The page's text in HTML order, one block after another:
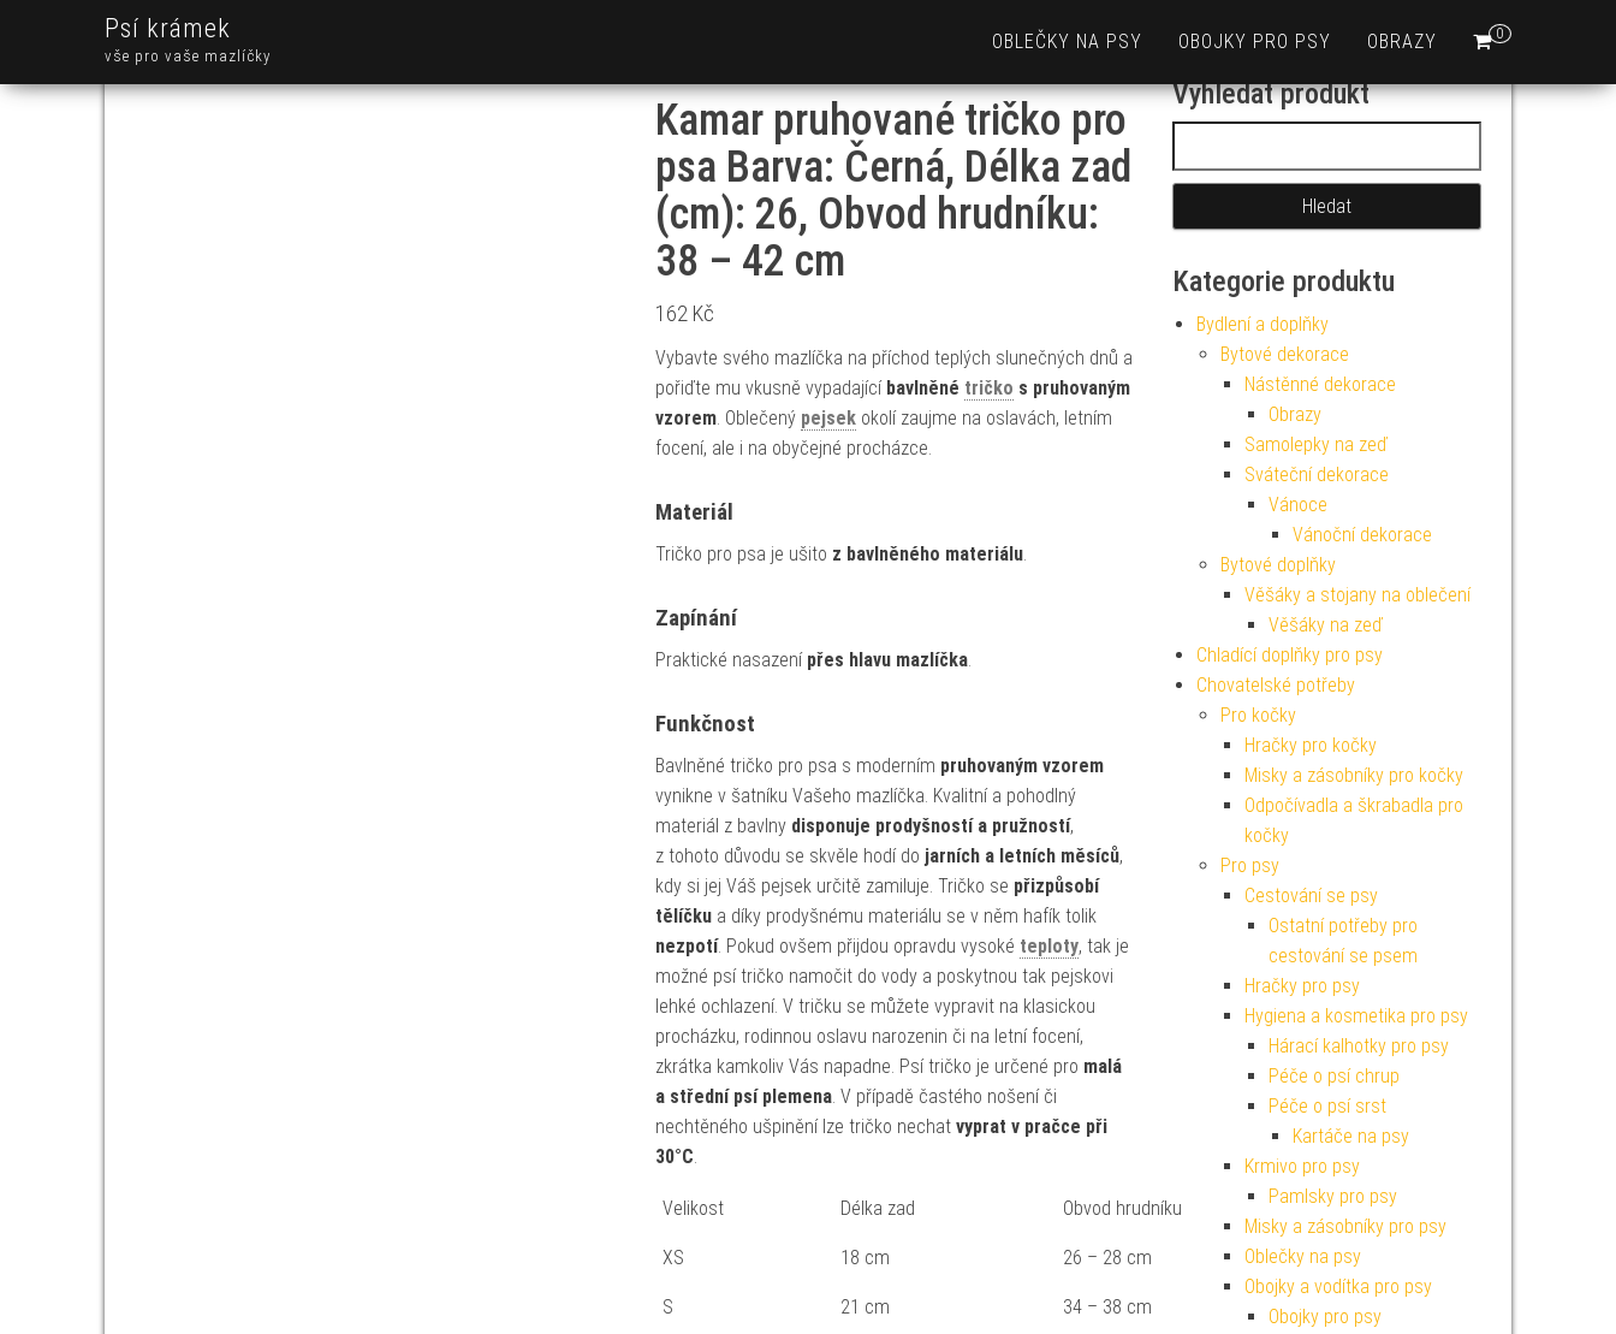
Psí krámek
vše pro vaše mazlíčky
0
OBLEČKY NA PSY OBOJKY PRO PSY OBRAZY
Kamar pruhované tričko pro
psa Barva: Černá, Délka zad
(cm): 26, Obvod hrudníku:
38 – 42 cm
162 Kč
Vybavte svého mazlíčka na příchod teplých slunečných dnů a
pořiďte mu vkusně vypadající bavlněné tričko s pruhovaným
vzorem. Oblečený pejsekokolí zaujme na oslavách, letním
focení, ale i na obyčejné procházce.
Materiál
Tričko pro psa je ušito z bavlněného materiálu.
Zapínání
Praktické nasazení přes hlavu mazlíčka.
Funkčnost
Bavlněné tričko pro psa s moderním pruhovaným vzorem
vynikne v šatníku Vašeho mazlíčka. Kvalitní a pohodlný
materiál z bavlny disponuje prodyšností a pružností,
z tohoto důvodu se skvěle hodí do jarních a letních měsíců,
kdy si jej Váš pejsek určitě zamiluje. Tričko se přizpůsobí
tělíčkua díky prodyšnému materiálu se v něm hafík tolik
nezpotí. Pokud ovšem přijdou opravdu vysoké teploty, tak je
možné psí tričko namočit do vody a poskytnou tak pejskovi
lehké ochlazení. V tričku se můžete vypravit na klasickou
procházku, rodinnou oslavu narozenin či na letní focení,
zkrátka kamkoliv Vás napadne. Psí tričko je určené pro malá
a střední psí plemena. V případě častého nošení či
nechtěného ušpinění lze tričko nechat vyprat v pračce při
30°C.
Velikost Délka zad Obvod hrudníku
XS 18 cm 26 – 28 cm
S 21 cm 34 – 38 cm
Vyhledat produkt
Kategorie produktu
Bydlení a doplňky
Bytové dekorace
Nástěnné dekorace
Obrazy
Samolepky na zeď
Sváteční dekorace
Vánoce
Vánoční dekorace
Bytové doplňky
Věšáky a stojany na oblečení
Věšáky na zeď
Chladící doplňky pro psy
Chovatelské potřeby
Pro kočky
Hračky pro kočky
Misky a zásobníky pro kočky
Odpočívadla a škrabadla pro
kočky
Pro psy
Cestování se psy
Ostatní potřeby pro
cestování se psem
Hračky pro psy
Hygiena a kosmetika pro psy
Hárací kalhotky pro psy
Péče o psí chrup
Péče o psí srst
Kartáče na psy
Krmivo pro psy
Pamlsky pro psy
Misky a zásobníky pro psy
Oblečky na psy
Obojky a vodítka pro psy
Obojky pro psy